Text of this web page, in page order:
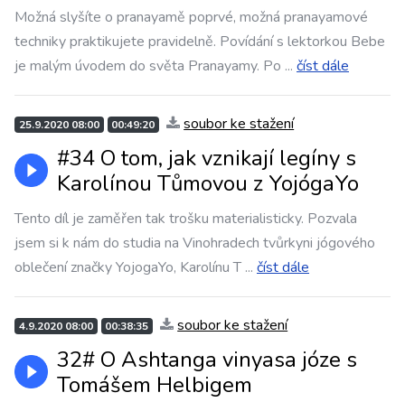
Možná slyšíte o pranayamě poprvé, možná pranayamové
techniky praktikujete pravidelně. Povídání s lektorkou Bebe
je malým úvodem do světa Pranayamy. Po ... číst dále
25.9.2020 08:00 00:49:20 soubor ke stažení
#34 O tom, jak vznikají legíny s
Karolínou Tůmovou z YojógaYo
Tento díl je zaměřen tak trošku materialisticky. Pozvala
jsem si k nám do studia na Vinohradech tvůrkyni jógového
oblečení značky YojogaYo, Karolínu T ... číst dále
4.9.2020 08:00 00:38:35 soubor ke stažení
32# O Ashtanga vinyasa józe s
Tomášem Helbigem